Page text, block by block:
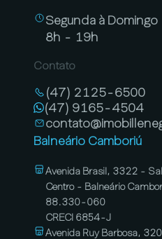
Segunda à Domingo
8h - 19h
Contato
(47) 2125-6500
(47) 9165-4504
Balneário Camboriú
Avenida Brasil, 3322 -
Centro - Balneário
88.330-060
CRECI 6854-J
Avenida Ruy Barbosa, 320